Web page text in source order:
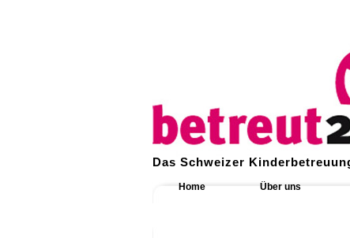
Das Schweizer
Home Über uns